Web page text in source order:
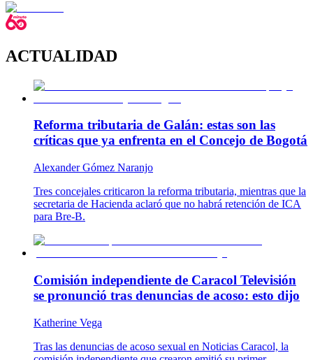
ACTUALIDAD
Reforma tributaria de Galán: estas son las
críticas que ya enfrenta en el Concejo de Bogotá
Alexander Gómez Naranjo
Tres concejales criticaron la reforma tributaria, mientras que la
secretaria de Hacienda aclaró que no habrá retención de ICA
para Bre-B.
Comisión independiente de Caracol Televisión
se pronunció tras denuncias de acoso: esto dijo
Katherine Vega
Tras las denuncias de acoso sexual en Noticias Caracol, la